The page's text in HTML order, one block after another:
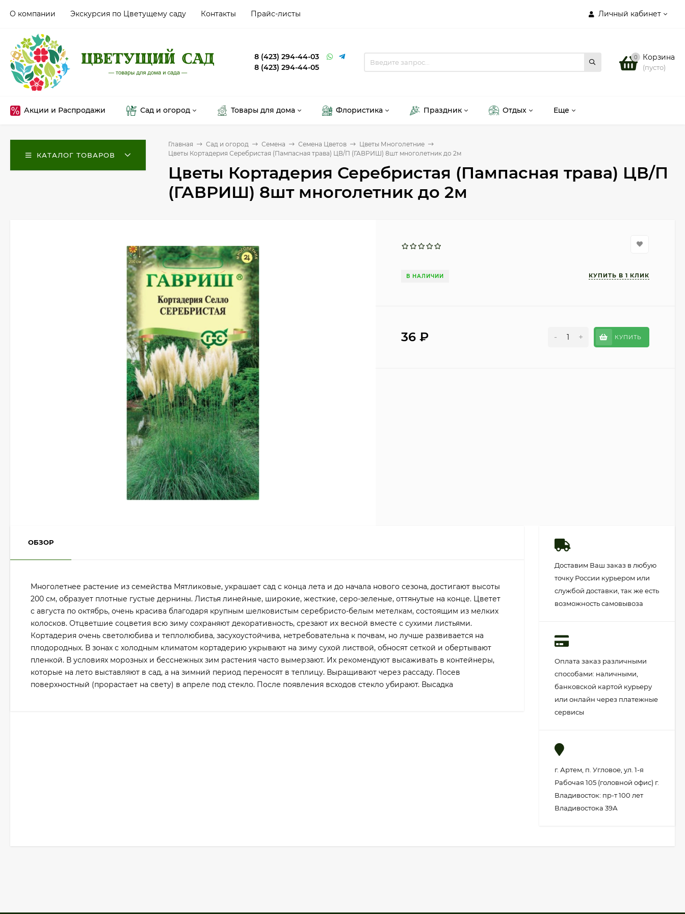
Личный кабинет
О компании Экскурсия по Цветущему саду Контакты Прайс-листы
8 (423) 294-44-03
8 (423) 294-44-05
0 Корзина
(пусто)
Акции и Распродажи Сад и огород Товары для дома Флористика Праздник Отдых Еще
КАТАЛОГ ТОВАРОВ
Главная Сад и огород Семена Семена Цветов
Цветы Многолетние
Цветы Кортадерия Серебристая (Пампасная трава) ЦВ/П (ГАВРИШ) 8шт многолетник до 2м
Цветы Кортадерия Серебристая (Пампасная трава) ЦВ/П
(ГАВРИШ) 8шт многолетник до 2м
В НАЛИЧИИ
36₽ - + КУПИТЬ
ОБЗОР
Многолетнее растение из семейства Мятликовые, украшает сад с конца лета и до начала нового сезона, достигают высоты
200 см, образует плотные густые дернины. Листья линейные, широкие, жесткие, серо-зеленые, оттянутые на конце. Цветет
с августа по октябрь, очень красива благодаря крупным шелковистым серебристо-белым метелкам, состоящим из мелких
колосков. Отцветшие соцветия всю зиму сохраняют декоративность, срезают их весной вместе с сухими листьями.
Кортадерия очень светолюбива и теплолюбива, засухоустойчива, нетребовательна к почвам, но лучше развивается на
плодородных. В зонах с холодным климатом кортадерию укрывают на зиму сухой листвой, обносят сеткой и обертывают
пленкой. В условиях морозных и бесснежных зим растения часто вымерзают. Их рекомендуют высаживать в контейнеры,
которые на лето выставляют в сад, а на зимний период переносят в теплицу. Выращивают через рассаду. Посев
поверхностный (прорастает на свету) в апреле под стекло. После появления всходов стекло убирают. Высадка
Доставим Ваш заказ в любую
точку России курьером или
службой доставки, так же есть
возможность самовывоза
Оплата заказ различными
способами: наличными,
банковской картой курьеру
или онлайн через платежные
сервисы
г. Артем, п. Угловое, ул. 1-я
Рабочая 105 (головной офис) г.
Владивосток: пр-т 100 лет
Владивостока 39А